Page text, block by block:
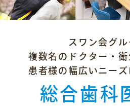
スワン会グル
複数名のドクター・衛
患者様の幅広いニー
総合歯科